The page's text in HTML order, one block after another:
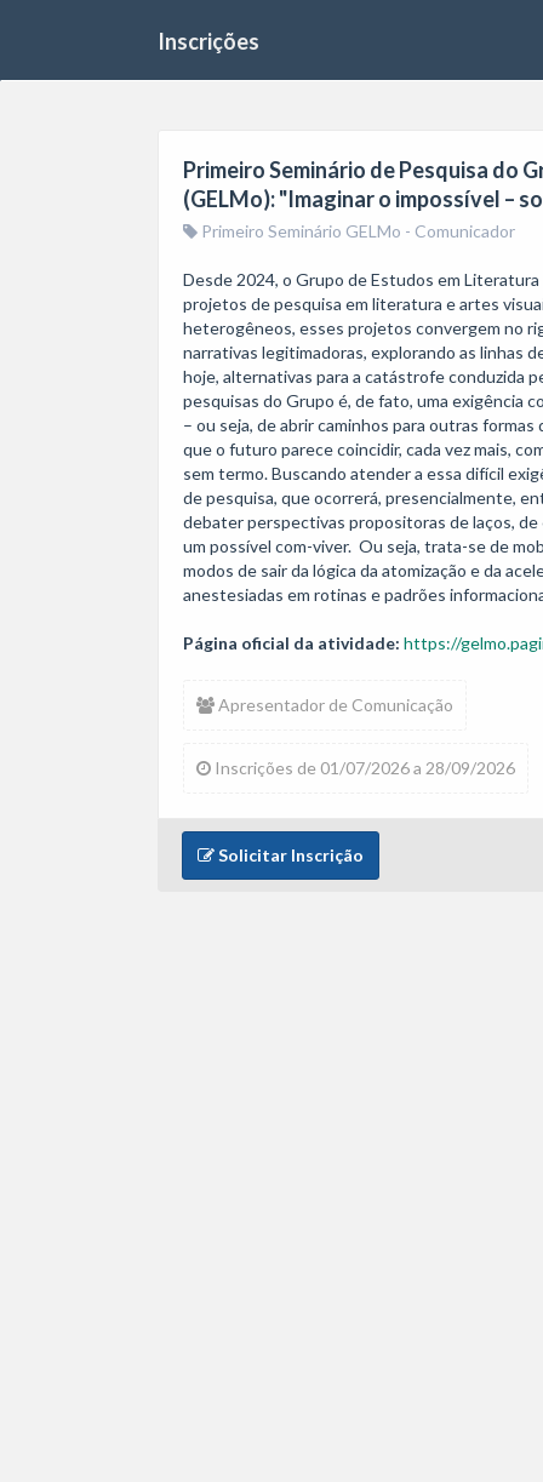
Inscrições
Primeiro Seminário de Pesquisa do
(GELMo): "Imaginar o impossível –
Primeiro Seminário GELMo - Comunicador
Desde 2024, o Grupo de Estudos em
projetos de pesquisa em literatura e artes
heterogêneos, esses projetos convergem no
narrativas legitimadoras, explorando as linhas
hoje, alternativas para a catástrofe conduzida
pesquisas do Grupo é, de fato, uma exigência
– ou seja, de abrir caminhos para outras
que o futuro parece coincidir, cada vez mais,
sem termo. Buscando atender a essa difícil
de pesquisa, que ocorrerá, presencialmente,
debater perspectivas propositoras de laços,
um possível com-viver.  Ou seja, trata-se de
modos de sair da lógica da atomização e da
anestesiadas em rotinas e padrões
Página oficial da atividade: https://
Apresentador de Comunicação
Inscrições de 01/07/2026 a 28/09/2026
Solicitar Inscrição